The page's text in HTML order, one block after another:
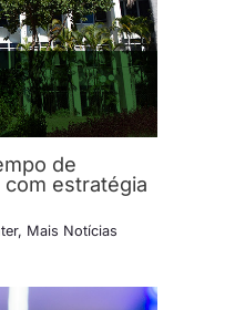
de
estratégia
, Mais Notícias